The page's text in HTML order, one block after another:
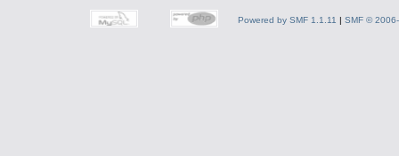
Powered by SMF 1.1.11 | SMF ©